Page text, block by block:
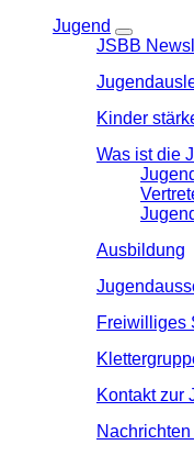
Jugend
JSBB
Kinder
Was ist die
Ausbildung
Freiwilliges
Kontakt zur